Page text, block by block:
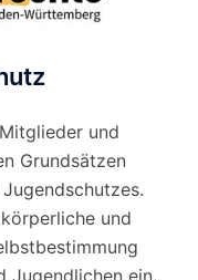
und
Grundsätzen
und